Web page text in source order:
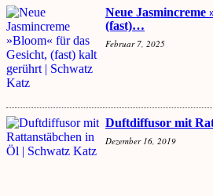
Neue Jasmincreme
(fast)…
Februar 7, 2025
Duftdiffusor mit
Dezember 16, 2019